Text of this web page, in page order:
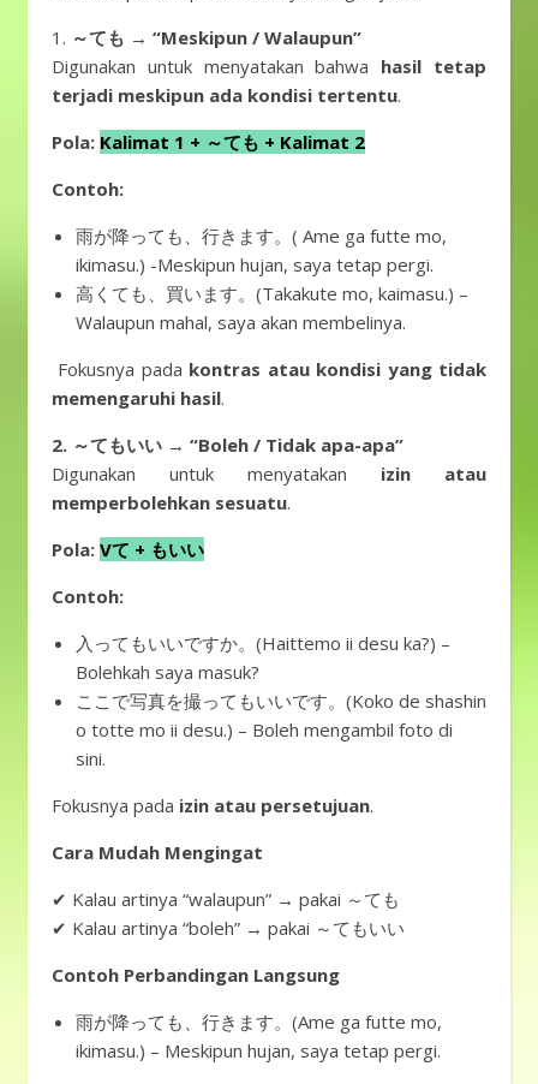
1. ～ても → “Meskipun / Walaupun”
Digunakan untuk menyatakan bahwa hasil tetap
terjadi meskipun ada kondisi tertentu.
Pola: Kalimat 1 + ～ても + Kalimat 2
Contoh:
雨が降っても、行きます。( Ame ga futte mo,
ikimasu.) -Meskipun hujan, saya tetap pergi.
高くても、買います。(Takakute mo, kaimasu.) –
Walaupun mahal, saya akan membelinya.
Fokusnya pada kontras atau kondisi yang tidak
memengaruhi hasil.
2. ～てもいい → “Boleh / Tidak apa-apa”
Digunakan untuk menyatakan izin atau
memperbolehkan sesuatu.
Pola: Vて + もいい
Contoh:
入ってもいいですか。(Haittemo ii desu ka?) –
Bolehkah saya masuk?
ここで写真を撮ってもいいです。(Koko de shashin
o totte mo ii desu.) – Boleh mengambil foto di
sini.
Fokusnya pada izin atau persetujuan.
Cara Mudah Mengingat
✔ Kalau artinya “walaupun” → pakai ～ても
✔ Kalau artinya “boleh” → pakai ～てもいい
Contoh Perbandingan Langsung
雨が降っても、行きます。(Ame ga futte mo,
ikimasu.) – Meskipun hujan, saya tetap pergi.